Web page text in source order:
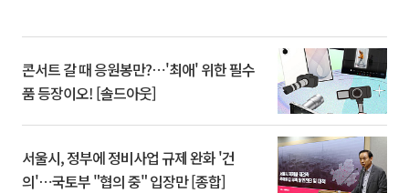
콘서트 갈 때 응원봉만?⋯'최애' 위한 필수
품 등장이오! [솔드아웃]
서울시, 정부에 정비사업 규제 완화 '건
의'⋯국토부 "협의 중" 입장만 [종합]